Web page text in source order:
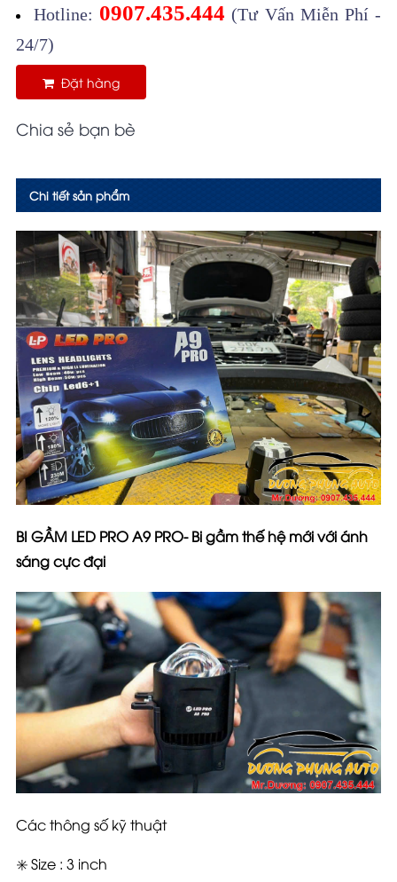
Hotline: 0907.435.444 (Tư Vấn Miễn Phí -
24/7)
Đặt hàng
Chia sẻ bạn bè
Chi tiết sản phẩm
BI GẦM LED PRO A9 PRO- Bi gầm thế hệ mới với ánh
sáng cực đại
Các thông số kỹ thuật
✳️ Size : 3 inch